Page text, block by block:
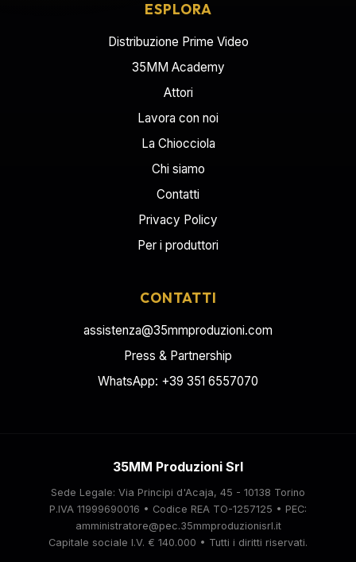
ESPLORA
Distribuzione Prime Video
35MM Academy
Attori
Lavora con noi
La Chiocciola
Chi siamo
Contatti
Privacy Policy
Per i produttori
CONTATTI
assistenza@35mmproduzioni.com
Press & Partnership
WhatsApp: +39 351 6557070
35MM Produzioni Srl
Sede Legale: Via Principi d'Acaja, 45 - 10138 Torino
P.IVA 11999690016 • Codice REA TO-1257125 • PEC:
amministratore@pec.35mmproduzionisrl.it
Capitale sociale I.V. € 140.000 • Tutti i diritti riservati.